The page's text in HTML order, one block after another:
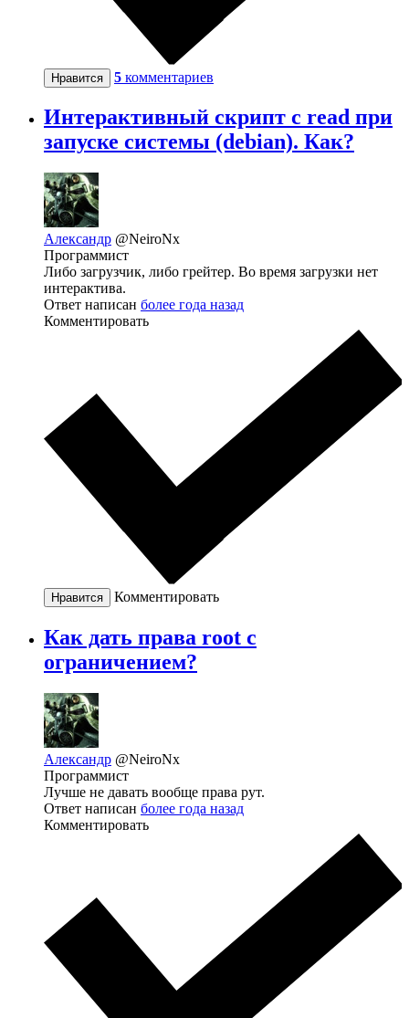
Нравится 5 комментариев
Интерактивный скрипт с read при
запуске системы (debian). Как?
Александр @NeiroNx
Программист
Либо загрузчик, либо грейтер. Во время загрузки нет
интерактива.
Ответ написан более года назад
Комментировать
Нравится Комментировать
Как дать права root с
ограничением?
Александр @NeiroNx
Программист
Лучше не давать вообще права рут.
Ответ написан более года назад
Комментировать